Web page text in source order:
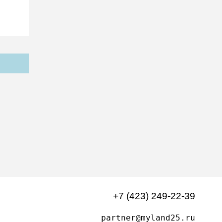
+7 (423) 249-22-39
partner@myland25.ru